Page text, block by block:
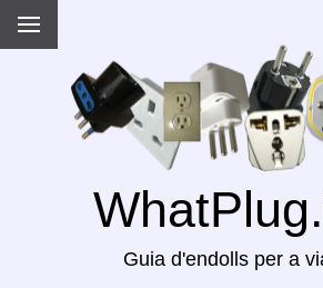
Guia d'endolls per a